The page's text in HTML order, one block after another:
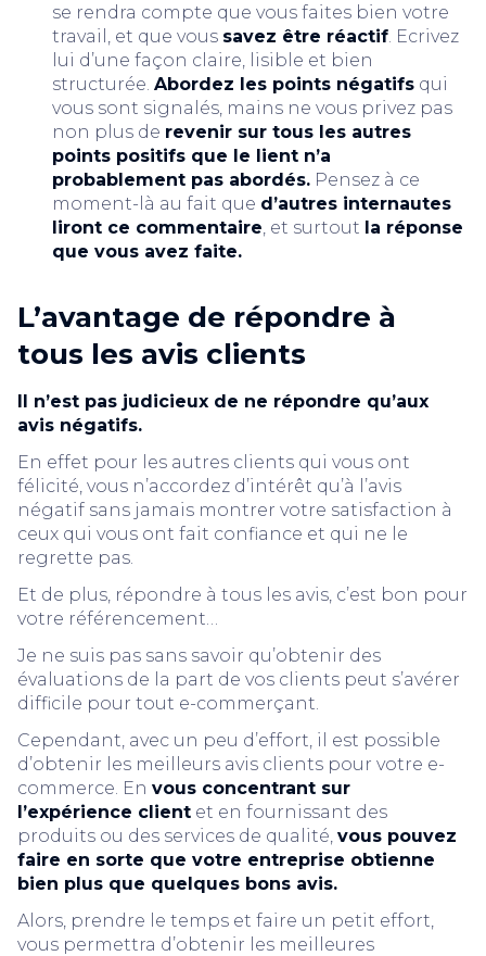
se rendra compte que vous faites bien votre
travail, et que vous savez être réactif. Ecrivez
lui d’une façon claire, lisible et bien
structurée. Abordez les points négatifs qui
vous sont signalés, mains ne vous privez pas
non plus de revenir sur tous les autres
points positifs que le lient n’a
probablement pas abordés. Pensez à ce
moment-là au fait que d’autres internautes
liront ce commentaire, et surtout la réponse
que vous avez faite.
L’avantage de répondre à
tous les avis clients
Il n’est pas judicieux de ne répondre qu’aux
avis négatifs.
En effet pour les autres clients qui vous ont
félicité, vous n’accordez d’intérêt qu’à l’avis
négatif sans jamais montrer votre satisfaction à
ceux qui vous ont fait confiance et qui ne le
regrette pas.
Et de plus, répondre à tous les avis, c’est bon pour
votre référencement…
Je ne suis pas sans savoir qu’obtenir des
évaluations de la part de vos clients peut s’avérer
difficile pour tout e-commerçant.
Cependant, avec un peu d’effort, il est possible
d’obtenir les meilleurs avis clients pour votre e-
commerce. En vous concentrant sur
l’expérience client et en fournissant des
produits ou des services de qualité, vous pouvez
faire en sorte que votre entreprise obtienne
bien plus que quelques bons avis.
Alors, prendre le temps et faire un petit effort,
vous permettra d’obtenir les meilleures